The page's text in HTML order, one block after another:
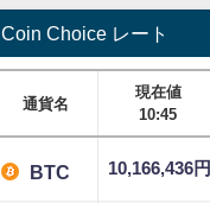
Coin Choice レート
通貨名
現在値
10:45
BTC 10,166,436円